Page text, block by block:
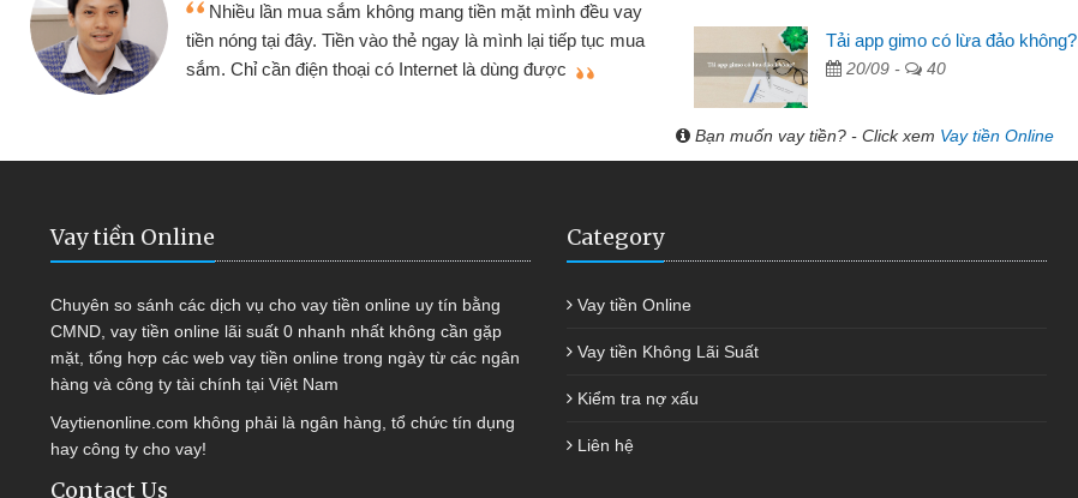
mang tiền mặt mình đều vay
thẻ ngay là mình lại tiếp tục mua
có Internet là dùng được
Tôi kinh doanh buôn bán nhỏ lẻ nhiều lúc cần vốn nhập
hàng, nhờ biết đến website qua bạn bè giới thiệu tôi đã giải
quyết được công việc của mình nhanh chóng
Tải app gimo có lừa đảo không?
20/09 - 40
Bạn muốn vay tiền? - Click xem Vay tiền Online
Vay tiền Online
Chuyên so sánh các dịch vụ cho vay tiền online uy tín bằng
CMND, vay tiền online lãi suất 0 nhanh nhất không cần gặp
mặt, tổng hợp các web vay tiền online trong ngày từ các ngân
hàng và công ty tài chính tại Việt Nam
Vaytienonline.com không phải là ngân hàng, tổ chức tín dụng
hay công ty cho vay!
Contact Us
Category
Vay tiền Online
Vay tiền Không Lãi Suất
Kiểm tra nợ xấu
Liên hệ